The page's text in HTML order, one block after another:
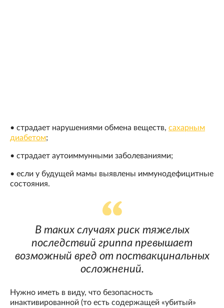
• страдает нарушениями обмена веществ, сахарным
диабетом;
• страдает аутоиммунными заболеваниями;
• если у будущей мамы выявлены иммунодефицитные
состояния.
В таких случаях риск тяжелых
последствий гриппа превышает
возможный вред от поствакцинальных
осложнений.
Нужно иметь в виду, что безопасность
инактивированной (то есть содержащей «убитый»